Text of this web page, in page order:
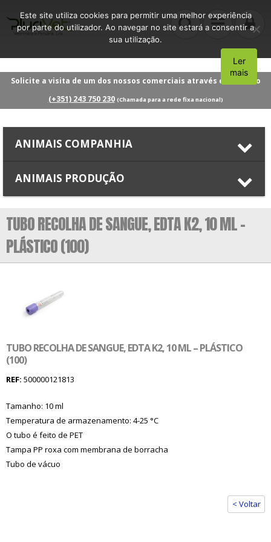
Solicite a visita de um dos nossos comerciais através do número
(+351) 243 750 230 (Chamada para a rede fixa nacional)
ANIMAIS COMPANHIA
ANIMAIS PRODUÇÃO
TUBO RECOLHA DE SANGUE, EDTA K2, 10 ML –
PLÁSTICO (100)
TUBO RECOLHA DE SANGUE, EDTA K2, 10 ML – PLÁSTICO
(100)
REF: 500000121813
Tamanho: 10 ml
Temperatura de armazenamento: 4-25 °C
O tubo é feito de PET
Tampa PP roxa com membrana de borracha
Tubo de vácuo
< Voltar
Este site utiliza cookies para permitir uma melhor experiência
por parte do utilizador. Ao navegar no site estará a consentir a
sua utilização.
Aceito
Ler
mais